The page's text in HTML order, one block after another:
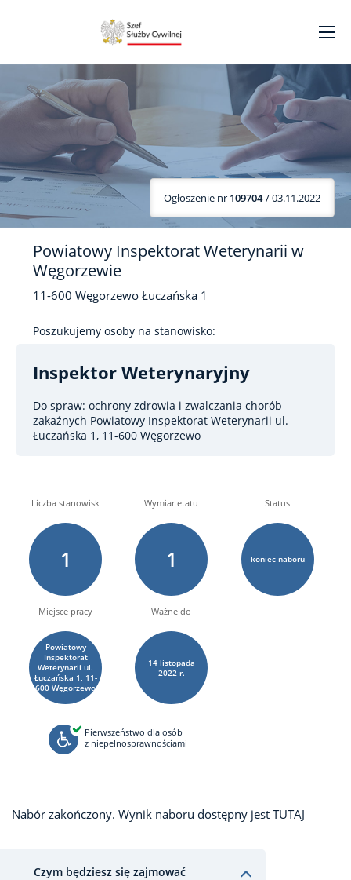
Ogłoszenie nr 109704 / 03.11.2022
Powiatowy Inspektorat Weterynarii w
Węgorzewie
11-600 Węgorzewo Łuczańska 1
Poszukujemy osoby na stanowisko:
Inspektor Weterynaryjny
Do spraw: ochrony zdrowia i zwalczania chorób
zakaźnych Powiatowy Inspektorat Weterynarii ul.
Łuczańska 1, 11-600 Węgorzewo
Liczba stanowisk
1
Wymiar etatu
1
Status
koniec naboru
Miejsce pracy
Powiatowy
Inspektorat
Weterynarii ul.
Łuczańska 1, 11-
600 Węgorzewo
Ważne do
14 listopada
2022 r.
Pierwszeństwo dla osób
z niepełnosprawnościami
Nabór zakończony. Wynik naboru dostępny jest TUTAJ
Czym będziesz się zajmować